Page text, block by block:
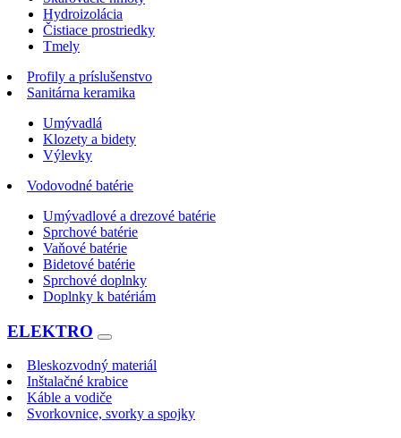
Hydroizolácia
Čistiace prostriedky
Tmely
Profily a príslušenstvo
Sanitárna keramika
Umývadlá
Klozety a bidety
Výlevky
Vodovodné batérie
Umývadlové a drezové batérie
Sprchové batérie
Vaňové batérie
Bidetové batérie
Sprchové doplnky
Doplnky k batériám
ELEKTRO
Bleskozvodný materiál
Inštalačné krabice
Káble a vodiče
Svorkovnice, svorky a spojky